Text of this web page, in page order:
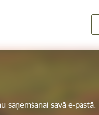
saņemšanai savā e-pastā.